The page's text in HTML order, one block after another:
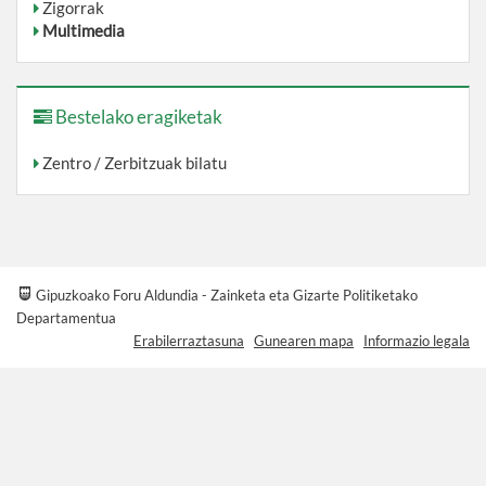
Zigorrak
Multimedia
Bestelako eragiketak
Zentro / Zerbitzuak bilatu
Gipuzkoako Foru Aldundia - Zainketa eta Gizarte Politiketako
Departamentua
Erabilerraztasuna
Gunearen mapa Informazio legala